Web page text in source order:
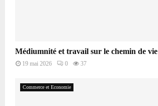
Médiumnité et travail sur le chemin de vie
19 mai 2026 0 37
Commerce et Economie